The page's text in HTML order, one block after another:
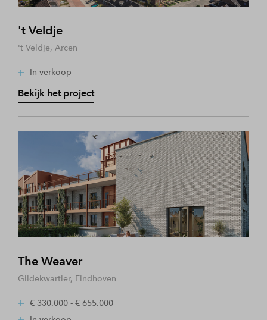
't Veldje
't Veldje, Arcen
In verkoop
Bekijk het project
The Weaver
Gildekwartier, Eindhoven
€ 330.000 - € 655.000